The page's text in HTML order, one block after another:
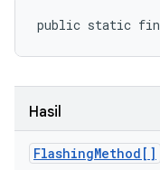
public static
Hasil
FlashingMethod[]